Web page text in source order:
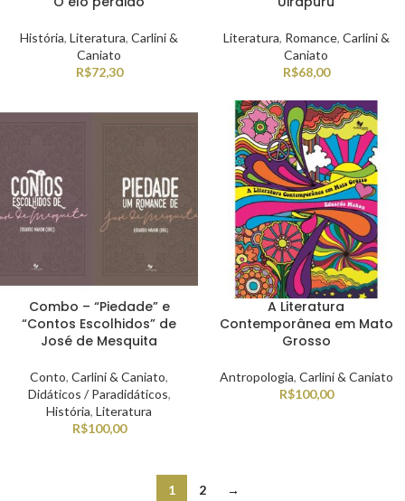
História, Literatura, Carlini &
Caniato
R$72,30
Literatura, Romance, Carlini &
Caniato
R$68,00
Combo – “Piedade” e
“Contos Escolhidos” de
José de Mesquita
Conto, Carlini & Caniato,
Didáticos / Paradidáticos,
História, Literatura
R$100,00
A Literatura
Contemporânea em Mato
Grosso
Antropologia, Carlini & Caniato
R$100,00
1 2 →